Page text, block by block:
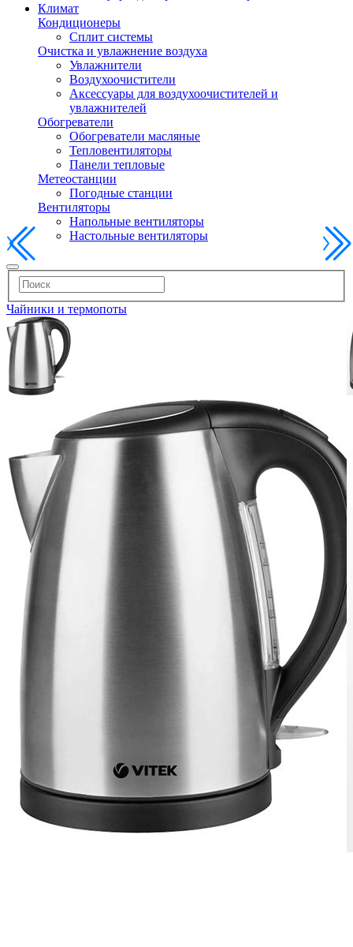
Климат
Кондиционеры
Сплит системы
Очистка и увлажнение воздуха
Увлажнители
Воздухоочистители
Аксессуары для воздухоочистителей и
увлажнителей
Обогреватели
Обогреватели масляные
Тепловентиляторы
Панели тепловые
Метеостанции
Погодные станции
Вентиляторы
Напольные вентиляторы
Настольные вентиляторы
Чайники и термопоты